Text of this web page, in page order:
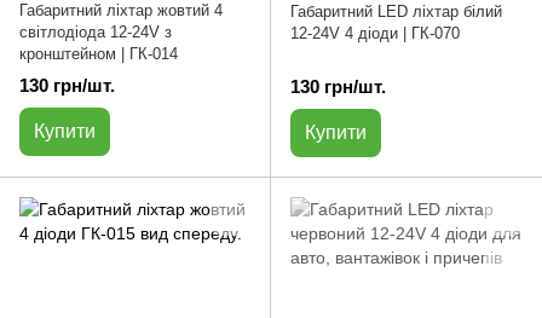
Габаритний ліхтар жовтий 4
світлодіода 12-24V з
кронштейном | ГК-014
130 грн/шт.
Купити
Габаритний LED ліхтар білий
12-24V 4 діоди | ГК-070
130 грн/шт.
Купити